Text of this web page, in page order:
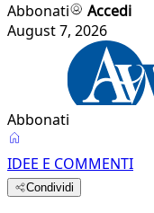
Abbonati
Accedi
August 7, 2026
Abbonati
IDEE E COMMENTI
Condividi